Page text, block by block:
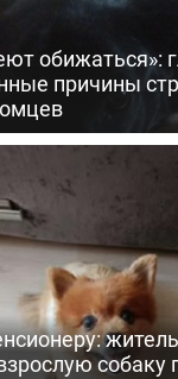
обижаться»:
причины